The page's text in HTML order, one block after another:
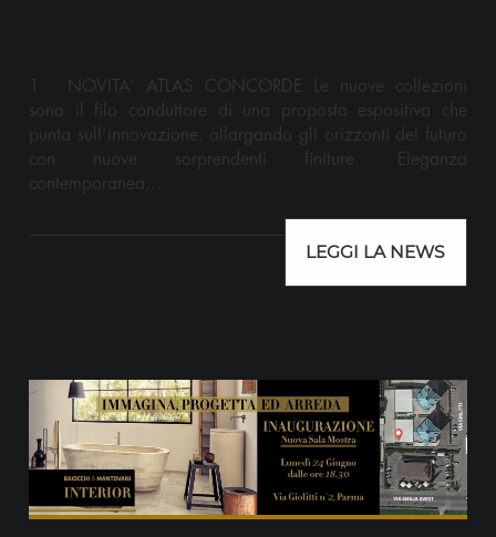
1. NOVITA’ ATLAS CONCORDE Le nuove collezioni
sono il filo conduttore di una proposta espositiva che
punta sull’innovazione, allargando gli orizzonti del futuro
con nuove sorprendenti finiture. Eleganza
contemporanea,...
LEGGI LA NEWS